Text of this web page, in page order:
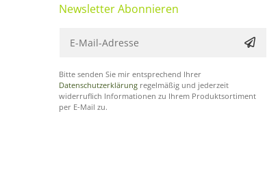
Newsletter Abonnieren
Bitte senden Sie mir entsprechend Ihrer
Datenschutzerklärung regelmäßig und jederzeit
widerruflich Informationen zu Ihrem Produktsortiment
per E-Mail zu.